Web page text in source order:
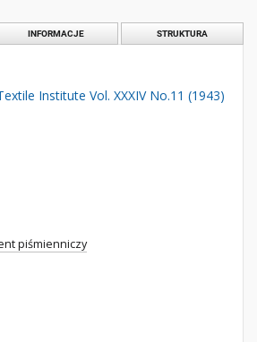
INFORMACJE STRUKTURA
Institute Vol. XXXIV No.11 (1943)
piśmienniczy